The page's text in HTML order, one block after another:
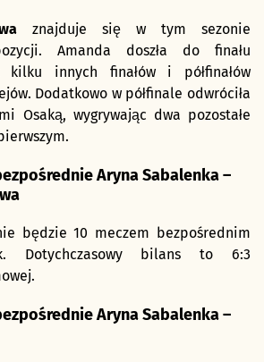
znajduje się w tym sezonie
Amanda doszła do finału
kilku innych finałów i półfinałów
Dodatkowo w półfinale odwróciła
Osaką, wygrywając dwa pozostałe
Aryna Sabalenka –
będzie 10 meczem bezpośrednim
Dotychczasowy bilans to 6:3
Aryna Sabalenka –